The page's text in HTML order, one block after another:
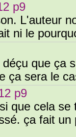
p9
L'auteur
ni le
que ça
ça sera le
p9
que cela se
ça fait